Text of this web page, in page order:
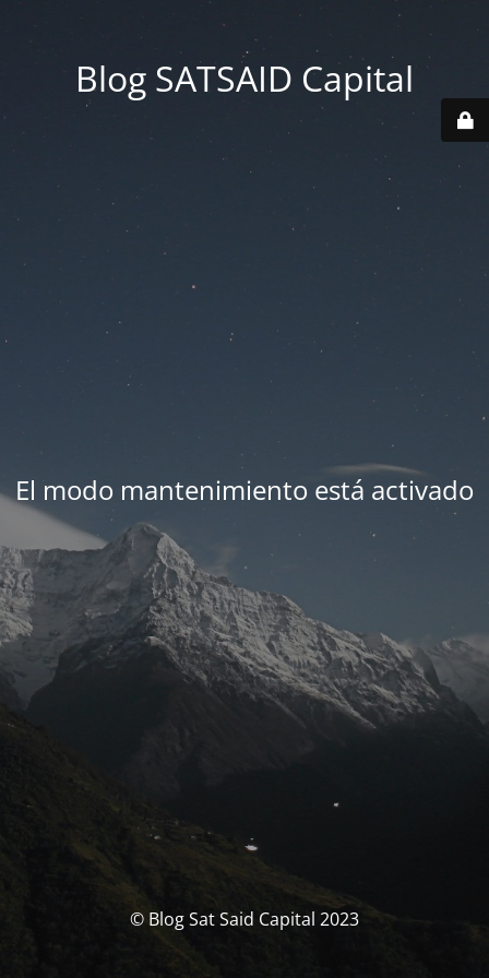
Blog SATSAID Capital
El modo mantenimiento está activado
© Blog Sat Said Capital 2023